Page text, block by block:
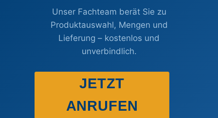
Unser Fachteam berät Sie zu
Produktauswahl, Mengen und
Lieferung – kostenlos und
unverbindlich.
JETZT
ANRUFEN